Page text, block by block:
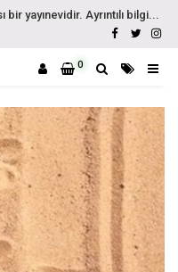
yayınevidir. Ayrıntılı bilgi...
0